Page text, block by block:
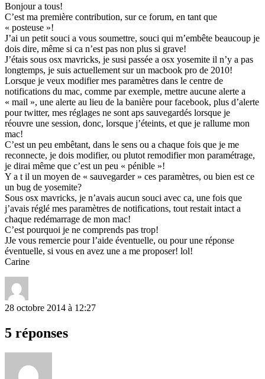
Bonjour a tous!
C’est ma première contribution, sur ce forum, en tant que
« posteuse »!
J’ai un petit souci a vous soumettre, souci qui m’embête beaucoup je
dois dire, même si ca n’est pas non plus si grave!
J’étais sous osx mavricks, je susi passée a osx yosemite il n’y a pas
longtemps, je suis actuellement sur un macbook pro de 2010!
Lorsque je veux modifier mes paramètres dans le centre de
notifications du mac, comme par exemple, mettre aucune alerte a
« mail », une alerte au lieu de la banière pour facebook, plus d’alerte
pour twitter, mes réglages ne sont aps sauvegardés lorsque je
réouvre une session, donc, lorsque j’éteints, et que je rallume mon
mac!
C’est un peu embêtant, dans le sens ou a chaque fois que je me
reconnecte, je dois modifier, ou plutot remodifier mon paramétrage,
je dirai même que c’est un peu « pénible »!
Y a t il un moyen de « sauvegarder » ces paramètres, ou bien est ce
un bug de yosemite?
Sous osx mavricks, je n’avais aucun souci avec ca, une fois que
j’avais réglé mes paramètres de notifications, tout restait intact a
chaque redémarrage de mon mac!
C’est pourquoi je ne comprends pas trop!
JJe vous remercie pour l’aide éventuelle, ou pour une réponse
éventuelle, si vous en avez une a me proposer! lol!
Carine
28 octobre 2014 à 12:27
5 réponses